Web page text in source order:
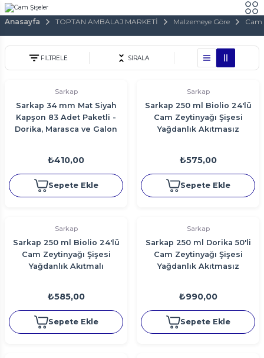
Anasayfa TOPTAN AMBALAJ MARKETİ Malzemeye Göre Cam
FİLTRELE SIRALA
Sarkap
Sarkap 34 mm Mat Siyah
Kapşon 83 Adet Paketli -
Dorika, Marasca ve Galon
₺410,00
Sepete Ekle
Sarkap
Sarkap 250 ml Biolio 24'lü
Cam Zeytinyağı Şişesi
Yağdanlık Akıtmasız
₺575,00
Sepete Ekle
Sarkap
Sarkap 250 ml Biolio 24'lü
Cam Zeytinyağı Şişesi
Yağdanlık Akıtmalı
₺585,00
Sepete Ekle
Sarkap
Sarkap 250 ml Dorika 50'li
Cam Zeytinyağı Şişesi
Yağdanlık Akıtmasız
₺990,00
Sepete Ekle